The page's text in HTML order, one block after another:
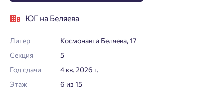
ЮГ на Беляева
Литер
Космонавта Беляева, 17
Секция
5
Год сдачи
4 кв. 2026 г.
Этаж
6 из 15